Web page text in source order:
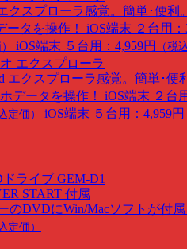
クスプローラ感覚。簡単･便利
ータを操作！ iOS端末 ２台用：
iOS端末 ５台用：4,959円 （税
エクスプローラ
エクスプローラ感覚。簡単･便
データを操作！ iOS端末 ２台
定価） iOS端末 ５台用：4,959円
ライブ GEM-D1
START 付属
のDVDにWin/Macソフトが付
定価）